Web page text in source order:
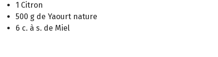
1 Citron
500 g de Yaourt nature
6 c. à s. de Miel